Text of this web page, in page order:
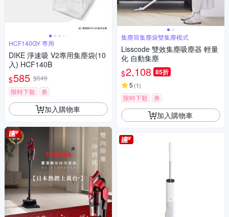
HCF140GY 専用
DIKE 淨速吸 V2專用集塵袋(10
入) HCF140B
$585 $649
限時下殺
券
加入購物車
集塵筒集塵袋雙集塵模式
Lisscode 雙效集塵吸塵器 輕量
化 自動集塵
$2,108 85折
5 (1)
限時下殺 券
加入購物車